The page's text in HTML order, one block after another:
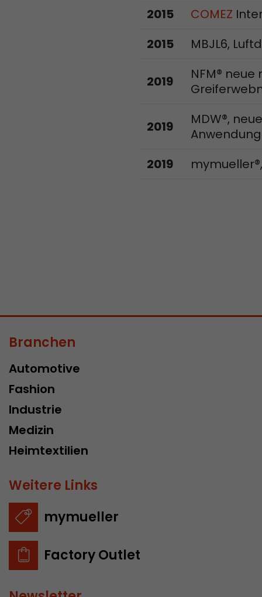
2015
COMEZ
2015
MBJL6,
2019
NFM®
2019
MDW®,
2019
Branchen
Automotive
Fashion
Industrie
Medizin
Heimtextilien
Weitere Links
mymueller
Factory Outlet